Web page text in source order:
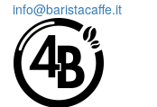
info@baristacaffe.it